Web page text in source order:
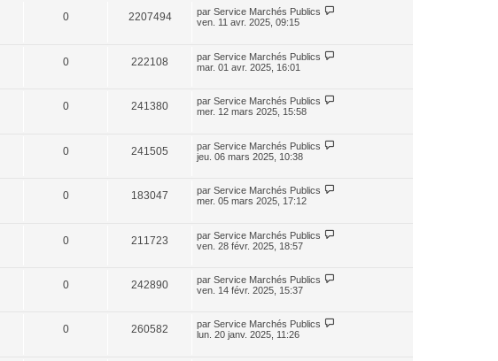
0 2207494 par Service Marchés Publics
ven. 11 avr. 2025, 09:15
0 222108 par Service Marchés Publics
mar. 01 avr. 2025, 16:01
0 241380 par Service Marchés Publics
mer. 12 mars 2025, 15:58
0 241505 par Service Marchés Publics
jeu. 06 mars 2025, 10:38
0 183047 par Service Marchés Publics
mer. 05 mars 2025, 17:12
0 211723 par Service Marchés Publics
ven. 28 févr. 2025, 18:57
0 242890 par Service Marchés Publics
ven. 14 févr. 2025, 15:37
0 260582 par Service Marchés Publics
lun. 20 janv. 2025, 11:26